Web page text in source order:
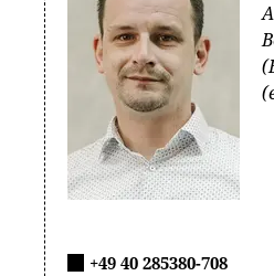
+49 40 285380-708